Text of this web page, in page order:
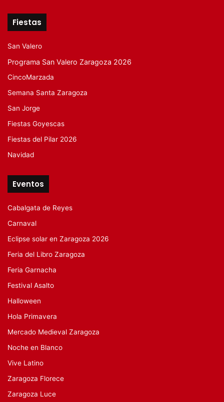
Fiestas
San Valero
Programa San Valero Zaragoza 2026
CincoMarzada
Semana Santa Zaragoza
San Jorge
Fiestas Goyescas
Fiestas del Pilar 2026
Navidad
Eventos
Cabalgata de Reyes
Carnaval
Eclipse solar en Zaragoza 2026
Feria del Libro Zaragoza
Feria Garnacha
Festival Asalto
Halloween
Hola Primavera
Mercado Medieval Zaragoza
Noche en Blanco
Vive Latino
Zaragoza Florece
Zaragoza Luce